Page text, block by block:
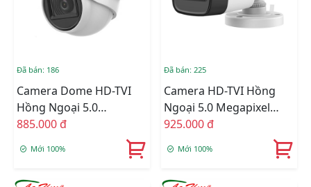
Đã bán: 186
Camera Dome HD-TVI
Hồng Ngoại 5.0
Megapixel HIKVISION
885.000 đ
Mới 100%
Đã bán: 225
Camera HD-TVI Hồng
Ngoại 5.0 Megapixel
HIKVISION DS-
925.000 đ
Mới 100%